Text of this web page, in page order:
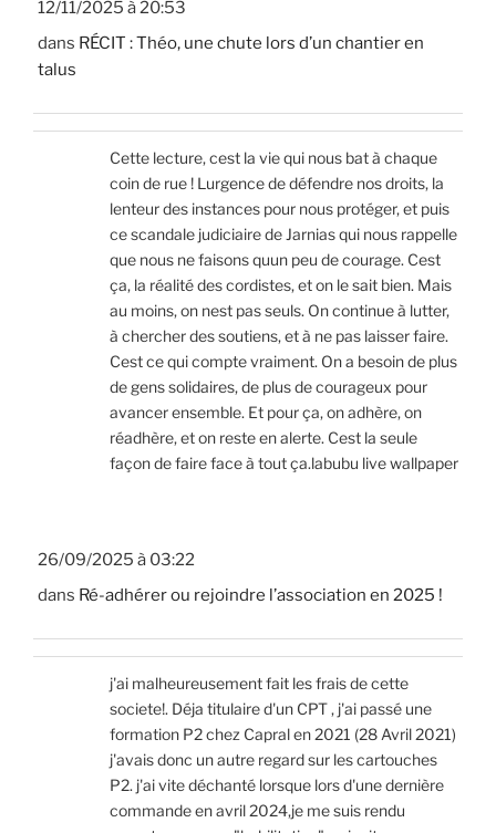
12/11/2025 à 20:53
dans RÉCIT : Théo, une chute lors d’un chantier en
talus
26/09/2025 à 03:22
dans Ré-adhérer ou rejoindre l’association en 2025 !
Cette lecture, cest la vie qui nous bat à chaque
coin de rue ! Lurgence de défendre nos droits, la
lenteur des instances pour nous protéger, et puis
ce scandale judiciaire de Jarnias qui nous rappelle
que nous ne faisons quun peu de courage. Cest
ça, la réalité des cordistes, et on le sait bien. Mais
au moins, on nest pas seuls. On continue à lutter,
à chercher des soutiens, et à ne pas laisser faire.
Cest ce qui compte vraiment. On a besoin de plus
de gens solidaires, de plus de courageux pour
avancer ensemble. Et pour ça, on adhère, on
réadhère, et on reste en alerte. Cest la seule
façon de faire face à tout ça.labubu live wallpaper
j'ai malheureusement fait les frais de cette
societe!. Déja titulaire d'un CPT , j'ai passé une
formation P2 chez Capral en 2021 (28 Avril 2021)
j'avais donc un autre regard sur les cartouches
P2. j'ai vite déchanté lorsque lors d'une dernière
commande en avril 2024,je me suis rendu